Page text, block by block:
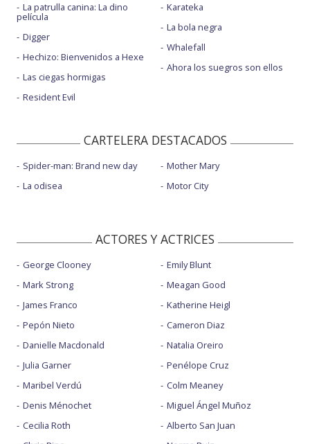
La patrulla canina: La dino
película
Digger
Hechizo: Bienvenidos a Hexe
Las ciegas hormigas
Resident Evil
Karateka
La bola negra
Whalefall
Ahora los suegros son ellos
CARTELERA DESTACADOS
Spider-man: Brand new day
La odisea
Mother Mary
Motor City
ACTORES Y ACTRICES
George Clooney
Mark Strong
James Franco
Pepón Nieto
Danielle Macdonald
Julia Garner
Maribel Verdú
Denis Ménochet
Cecilia Roth
Emily Blunt
Meagan Good
Katherine Heigl
Cameron Diaz
Natalia Oreiro
Penélope Cruz
Colm Meaney
Miguel Ángel Muñoz
Alberto San Juan